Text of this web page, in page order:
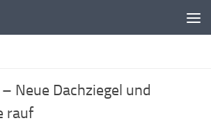
Neue Dachziegel und
rauf